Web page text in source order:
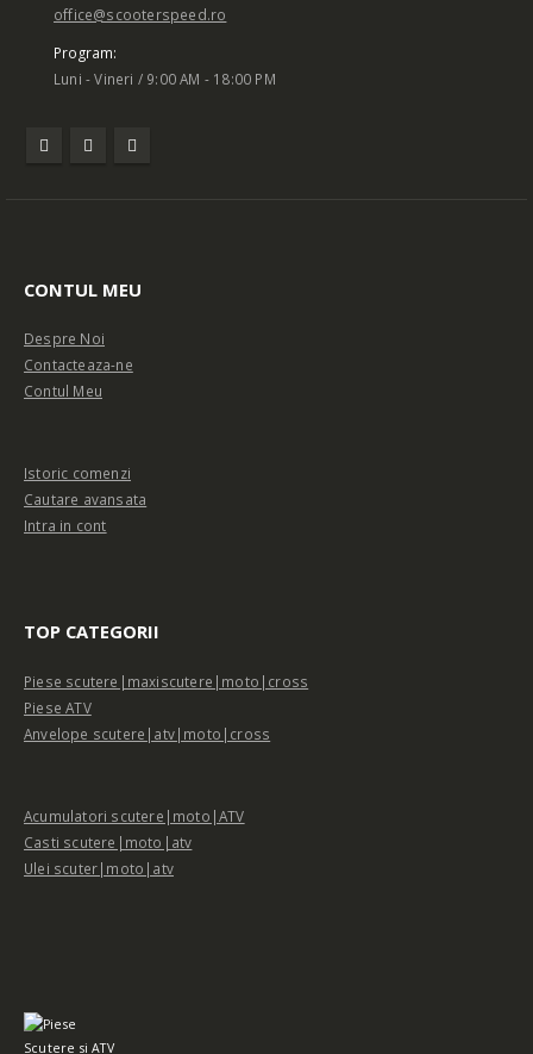
office@scooterspeed.ro
Program:
Luni - Vineri / 9:00 AM - 18:00 PM
CONTUL MEU
Despre Noi
Contacteaza-ne
Contul Meu
Istoric comenzi
Cautare avansata
Intra in cont
TOP CATEGORII
Piese scutere|maxiscutere|moto|cross
Piese ATV
Anvelope scutere|atv|moto|cross
Acumulatori scutere|moto|ATV
Casti scutere|moto|atv
Ulei scuter|moto|atv